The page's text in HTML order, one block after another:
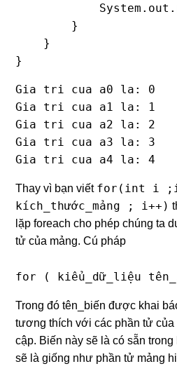
        }
    }
}
Gia tri cua a0 la: 0
Gia tri cua a1 la: 1
Gia tri cua a2 la: 2
Gia tri cua a3 la: 3
Gia tri cua a4 la: 4
Thay vì bạn viết for(int i
kích_thước_mảng ; i++)
lặp foreach cho phép chúng ta
tử của mảng. Cú pháp
for ( kiểu_dữ_liệu
Trong đó tên_biến được khai
tương thích với các phần tử của
cập. Biến này sẽ là có sẵn
sẽ là giống như phần tử mảng